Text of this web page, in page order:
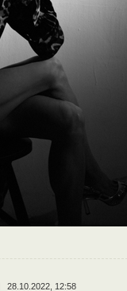
28.10.2022, 12:58